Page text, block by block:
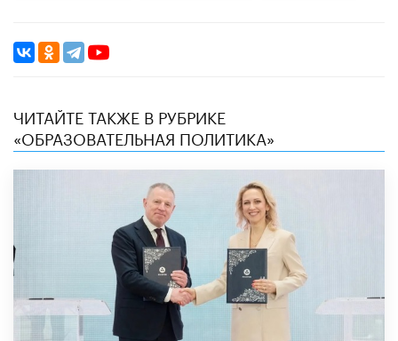
ЧИТАЙТЕ ТАКЖЕ В РУБРИКЕ
«ОБРАЗОВАТЕЛЬНАЯ ПОЛИТИКА»